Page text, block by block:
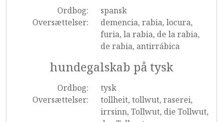
Ordbog:
spansk
Oversættelser:
demencia, rabia, locura,
furia, la rabia, de la rabia,
de rabia, antirrábica
hundegalskab på tysk
Ordbog:
tysk
Oversættelser:
tollheit, tollwut, raserei,
irrsinn, Tollwut, die Tollwut,